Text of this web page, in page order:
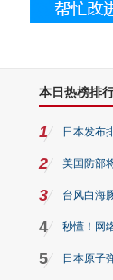
本日热榜排
1 日本发布
2 美国防部
3 台风白海
4 秒懂！网
5 日本原子